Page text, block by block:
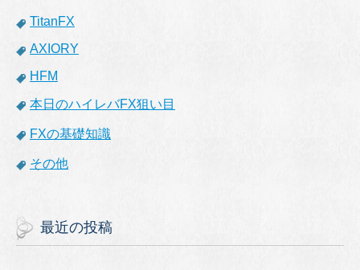
TitanFX
AXIORY
HFM
本日のハイレバFX狙い目
FXの基礎知識
その他
最近の投稿